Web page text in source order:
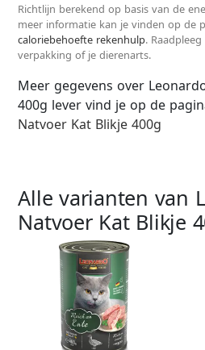
Richtlijn berekend op basis van de
meer informatie kan je vinden op de
caloriebehoefte rekenhulp.
verpakking of je dierenarts.
Meer gegevens over
400g lever vind je op de
Natvoer Kat Blikje 400g
Alle varianten van
Natvoer Kat Blikje